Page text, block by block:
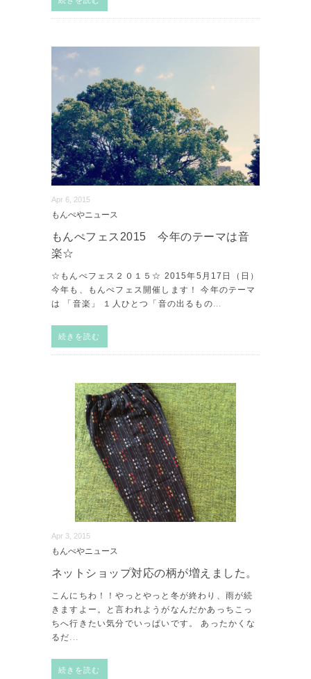
Apr 6, 2015
もんぺやニュース
もんぺフェス2015 今年のテーマは音
楽☆
☆もんぺフェス２０１５☆ 2015年5月17日（日）
今年も、もんぺフェス開催します！ 今年のテーマ
は 「音楽」 １人ひとつ「音の出るもの...
続きを読む
Apr 3, 2015
もんぺやニュース
ネットショップ対応の柄が増えました。
こんにちわ！！やっとやっと冬が終わり、雨が続
きますよー。と言われようがなんだかあっちこっ
ちへ行きたい気分でいっぱいです。 あったかくな
るだ...
続きを読む